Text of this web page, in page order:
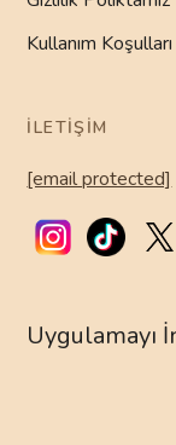
Kullanım Koşulları
İLETIŞIM
[email protected]
Uygulamayı